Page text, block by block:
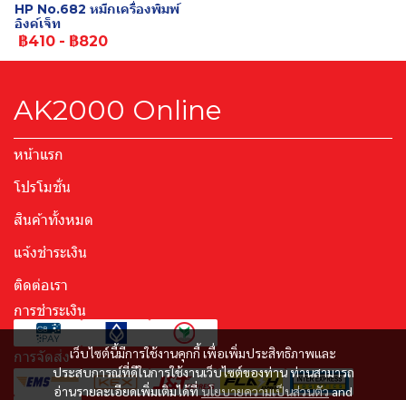
HP No.682 หมึกเครื่องพิมพ์
อิงค์เจ็ท
฿410 - ฿820
เว็บไซต์นี้มีการใช้งานคุกกี้ เพื่อเพิ่มประสิทธิภาพและ
ประสบการณ์ที่ดีในการใช้งานเว็บไซต์ของท่าน ท่านสามารถ
อ่านรายละเอียดเพิ่มเติมได้ที่นโยบายความเป็นส่วนตัวand
AK2000 Online
หน้าแรก
โปรโมชั่น
สินค้าทั้งหมด
แจ้งชำระเงิน
ติดต่อเรา
การชำระเงิน
การจัดส่ง